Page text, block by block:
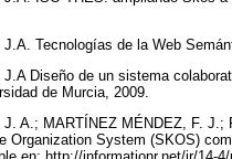
J.A. Tecnologías de la Web
J.A Diseño de un sistema
de Murcia, 2009.
J. A.; MARTÍNEZ MÉNDEZ, F.
Organization System (SKOS)